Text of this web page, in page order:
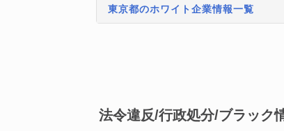
東京都のホワイト企業情報一覧
法令違反/行政処分/ブラック